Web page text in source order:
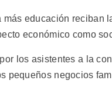
más educación reciban
económico como
los asistentes a la
pequeños negocios